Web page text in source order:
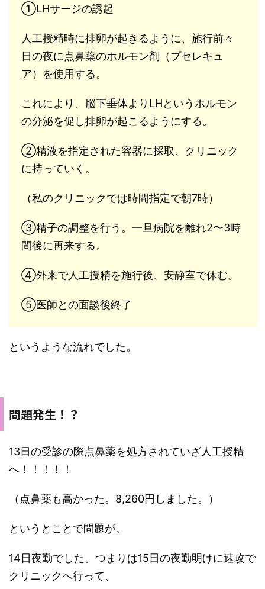
①LHサージの誘起
人工授精時に排卵が起きるように、施行前々
日の夜に点鼻薬のホルモン剤（プセレキュ
ア）を使用する。
これにより、脳下垂体よりLHというホルモン
の分泌を促し排卵が起こるようにする。
②精液を指定された容器に採取、クリニック
に持っていく。
（私のクリニックでは時間指定で朝7時）
③精子の調整を行う。一旦病院を離れ2〜3時
間後に再来する。
④外来で人工授精を施行後、安静室で休む。
⑤医師との面談後終了
というような流れでした。
問題発生！？
13日の受診の際点鼻薬を処方されていざ人工授精
へ！！！！！
（点鼻薬も高かった。8,260円しました。）
というとことで問題が。
14日夜勤でした。つまりは15日の夜勤明けに速攻で
クリニックへ行って、